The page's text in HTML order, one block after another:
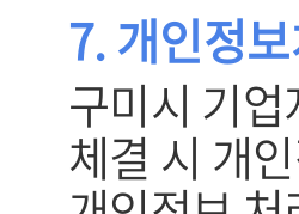
7. 개인정
구미시 기
체결 시 개